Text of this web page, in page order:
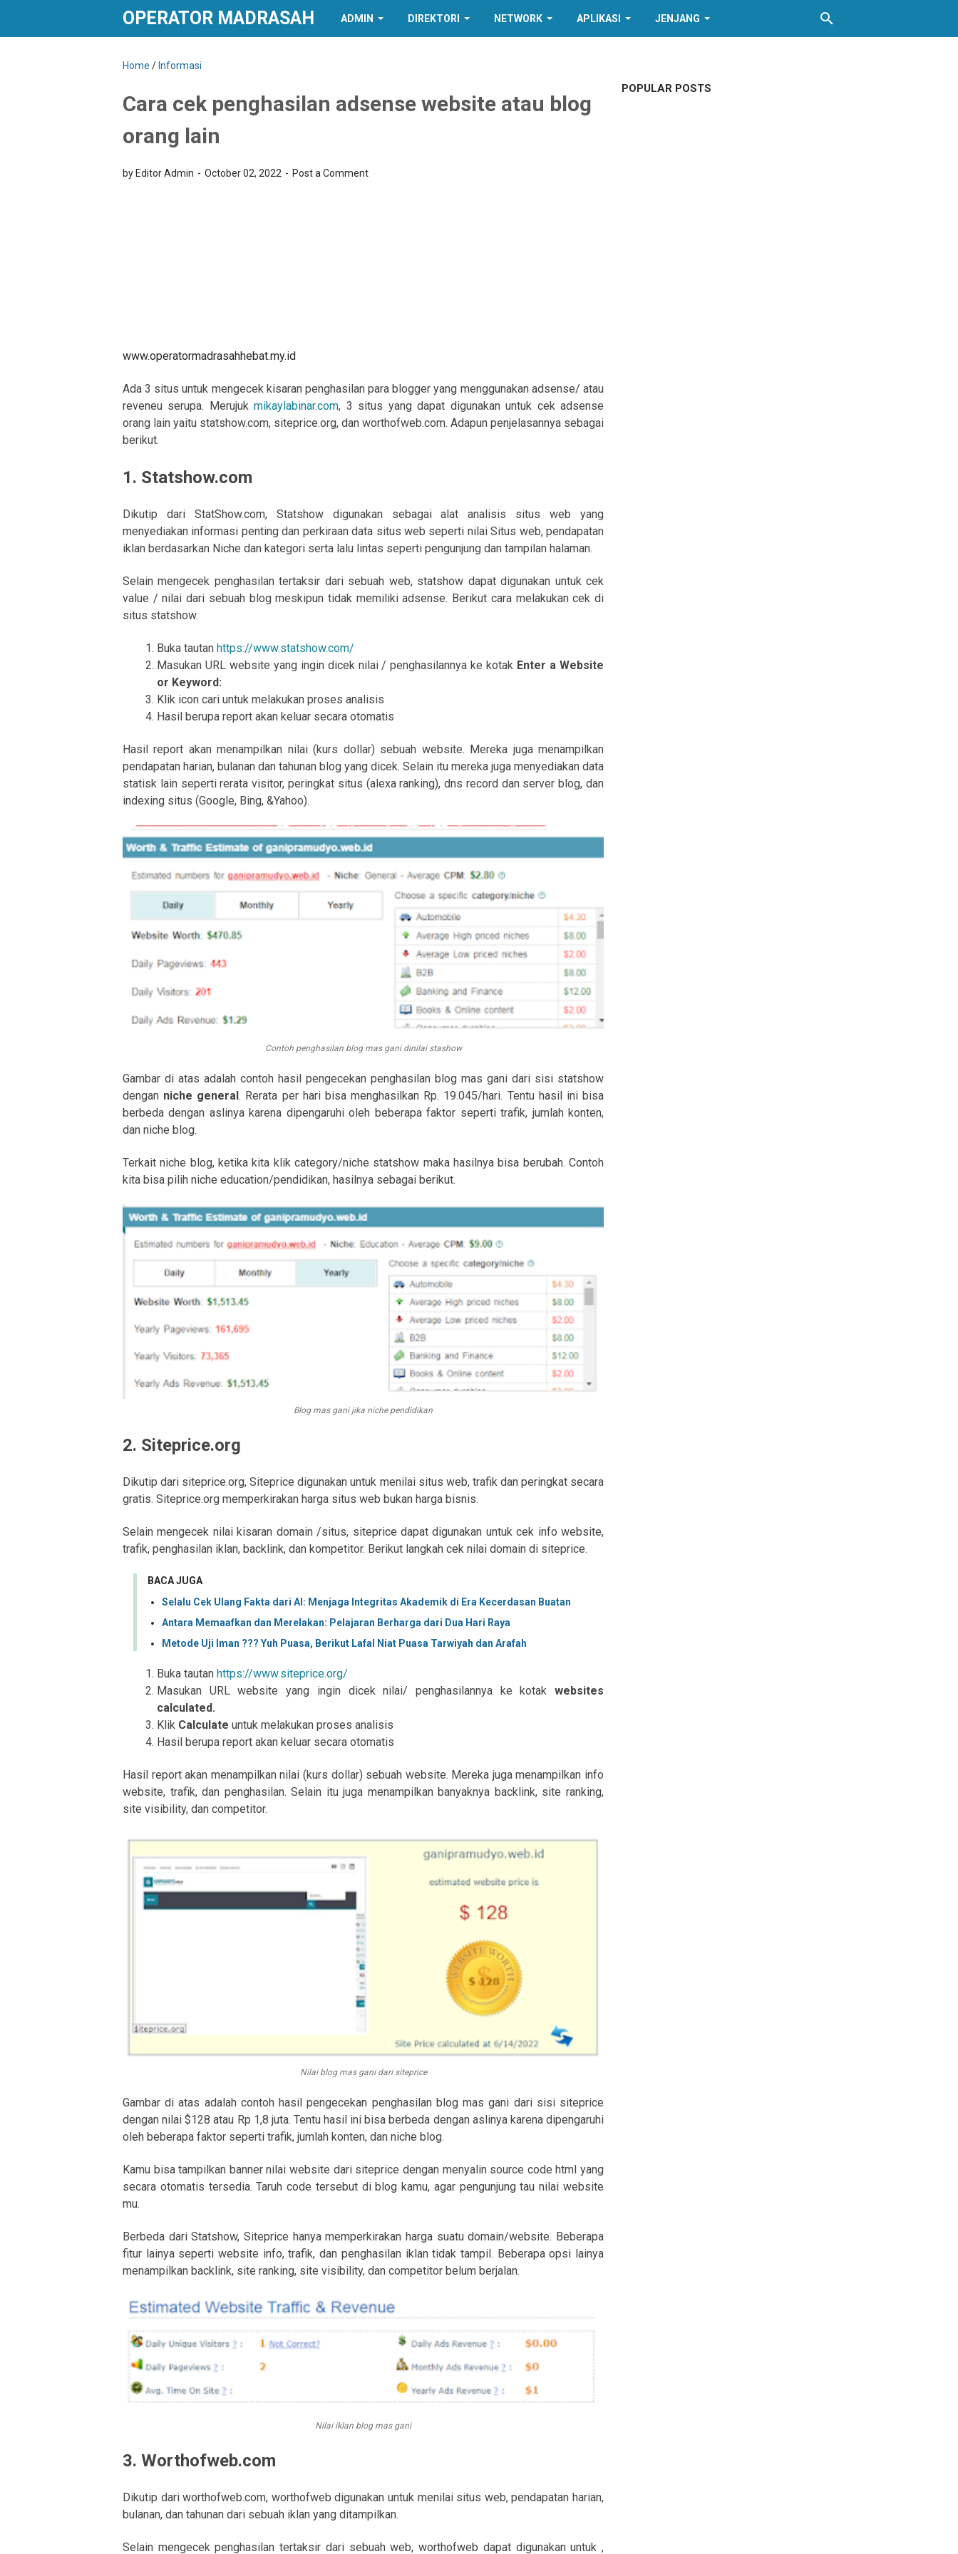
OPERATOR MADRASAH ADMIN DIREKTORI NETWORK APLIKASI JENJANG
Home / Informasi
Cara cek penghasilan adsense website atau blog
orang lain
by Editor Admin October 02, 2022 Post a Comment
www.operatormadrasahhebat.my.id
Ada 3 situs untuk mengecek kisaran penghasilan para blogger yang menggunakan adsense/ atau
reveneu serupa. Merujukmikaylabinar.com, 3 situs yang dapat digunakan untuk cek adsense
orang lain yaitu statshow.com, siteprice.org, dan worthofweb.com. Adapun penjelasannya sebagai
berikut.
1. Statshow.com
Dikutip dari StatShow.com, Statshow digunakan sebagai alat analisis situs web yang
menyediakan informasi penting dan perkiraan data situs web seperti nilai Situs web, pendapatan
iklan berdasarkan Niche dan kategori serta lalu lintas seperti pengunjung dan tampilan halaman.
Selain mengecek penghasilan tertaksir dari sebuah web, statshow dapat digunakan untuk cek
value / nilai dari sebuah blog meskipun tidak memiliki adsense. Berikut cara melakukan cek di
situs statshow.
Buka tautan https://www.statshow.com/
Masukan URL website yang ingin dicek nilai / penghasilannya ke kotak Enter a Website
or Keyword:
Klik icon cari untuk melakukan proses analisis
Hasil berupa report akan keluar secara otomatis
Hasil report akan menampilkan nilai (kurs dollar) sebuah website. Mereka juga menampilkan
pendapatan harian, bulanan dan tahunan blog yang dicek. Selain itu mereka juga menyediakan data
statisk lain seperti rerata visitor, peringkat situs (alexa ranking), dns record dan server blog, dan
indexing situs (Google, Bing, &Yahoo).
Contoh penghasilan blog mas gani dinilai stashow
Gambar di atas adalah contoh hasil pengecekan penghasilan blog mas gani dari sisi statshow
dengan niche general. Rerata per hari bisa menghasilkan Rp. 19.045/hari. Tentu hasil ini bisa
berbeda dengan aslinya karena dipengaruhi oleh beberapa faktor seperti trafik, jumlah konten,
dan niche blog.
Terkait niche blog, ketika kita klik category/niche statshow maka hasilnya bisa berubah. Contoh
kita bisa pilih niche education/pendidikan, hasilnya sebagai berikut.
Blog mas gani jika niche pendidikan
2. Siteprice.org
Dikutip dari siteprice.org, Siteprice digunakan untuk menilai situs web, trafik dan peringkat secara
gratis. Siteprice.org memperkirakan harga situs web bukan harga bisnis.
Selain mengecek nilai kisaran domain /situs, siteprice dapat digunakan untuk cek info website,
trafik, penghasilan iklan, backlink, dan kompetitor. Berikut langkah cek nilai domain di siteprice.
BACA JUGA
Selalu Cek Ulang Fakta dari AI: Menjaga Integritas Akademik di Era Kecerdasan Buatan
Antara Memaafkan dan Merelakan: Pelajaran Berharga dari Dua Hari Raya
Metode Uji Iman ??? Yuh Puasa, Berikut Lafal Niat Puasa Tarwiyah dan Arafah
Buka tautan https://www.siteprice.org/
Masukan URL website yang ingin dicek nilai/ penghasilannya ke kotak websites
calculated.
Klik Calculate untuk melakukan proses analisis
Hasil berupa report akan keluar secara otomatis
Hasil report akan menampilkan nilai (kurs dollar) sebuah website. Mereka juga menampilkan info
website, trafik, dan penghasilan. Selain itu juga menampilkan banyaknya backlink, site ranking,
site visibility, dan competitor.
Nilai blog mas gani dari siteprice
Gambar di atas adalah contoh hasil pengecekan penghasilan blog mas gani dari sisi siteprice
dengan nilai $128 atau Rp 1,8 juta. Tentu hasil ini bisa berbeda dengan aslinya karena dipengaruhi
oleh beberapa faktor seperti trafik, jumlah konten, dan niche blog.
Kamu bisa tampilkan banner nilai website dari siteprice dengan menyalin source code html yang
secara otomatis tersedia. Taruh code tersebut di blog kamu, agar pengunjung tau nilai website
mu.
Berbeda dari Statshow, Siteprice hanya memperkirakan harga suatu domain/website. Beberapa
fitur lainya seperti website info, trafik, dan penghasilan iklan tidak tampil. Beberapa opsi lainya
menampilkan backlink, site ranking, site visibility, dan competitor belum berjalan.
Nilai iklan blog mas gani
3. Worthofweb.com
Dikutip dari worthofweb.com, worthofweb digunakan untuk menilai situs web, pendapatan harian,
bulanan, dan tahunan dari sebuah iklan yang ditampilkan.
Selain mengecek penghasilan tertaksir dari sebuah web, worthofweb dapat digunakan untuk ,
POPULAR POSTS